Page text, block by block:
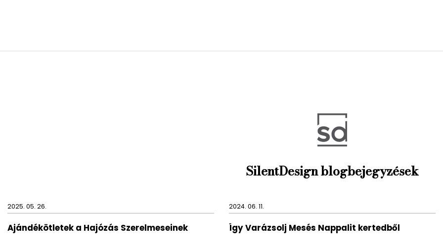
SilentDesign blogbejegyzések
2025. 05. 26.
Ajándékötletek a Hajózás Szerelmeseinek
2024. 06. 11.
Így Varázsolj Mesés Nappalit kertedből